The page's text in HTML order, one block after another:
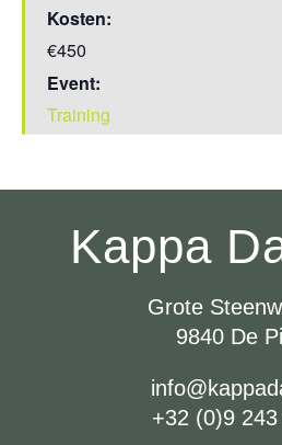
Kosten:
€450
Event:
Training
Kappa
Grote
9840 De
+32 (0)9